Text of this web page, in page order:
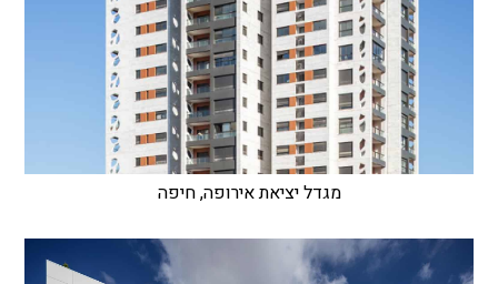
מגדל יציאת אירופה, חיפה